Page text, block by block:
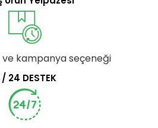
ve kampanya seçeneği
/ 24 DESTEK